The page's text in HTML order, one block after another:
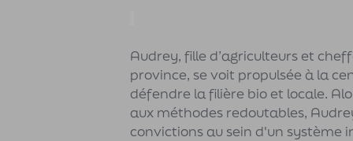
Audrey, fille d’agriculteurs et
province, se voit propulsée à la
défendre la filière bio et locale.
aux méthodes redoutables,
convictions au sein d'un système